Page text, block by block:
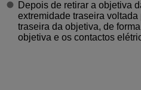
Depois de retirar a objetiva
extremidade traseira
traseira da objetiva, de
objetiva e os contactos